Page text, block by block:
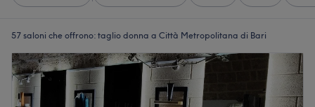
57 saloni che offrono: taglio donna a Città Metropolitana di Bari